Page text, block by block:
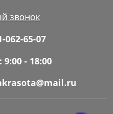
звонок
062-65-07
9:00 - 18:00